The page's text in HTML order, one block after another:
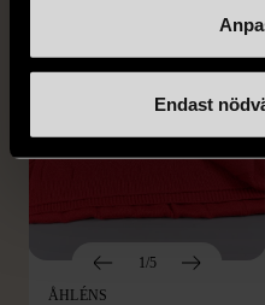
Endast
1/5
ÅHLÉNS